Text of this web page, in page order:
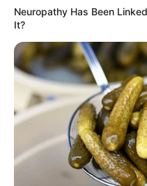
Neuropathy Has Been
It?